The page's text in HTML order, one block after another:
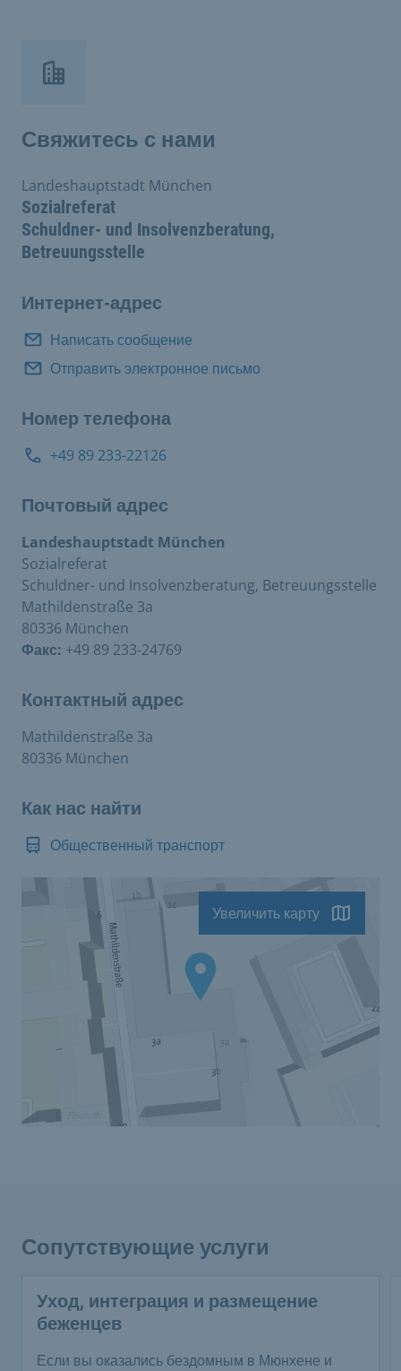
Свяжитесь с нами
Sozialreferat
Schuldner- und Insolvenzberatung,
Betreuungsstelle
Landeshauptstadt München
Интернет-адрес
Написать сообщение
Отправить электронное письмо
Номер телефона
+49 89 233-22126
Почтовый адрес
Landeshauptstadt München
Sozialreferat
Schuldner- und Insolvenzberatung, Betreuungsstelle
Mathildenstraße 3a
80336 München
Факс: +49 89 233-24769
Контактный адрес
Mathildenstraße 3a
80336 München
Как нас найти
Общественный транспорт
Увеличить карту
Сопутствующие услуги
Уход, интеграция и размещение
беженцев
Если вы оказались бездомным в Мюнхене и